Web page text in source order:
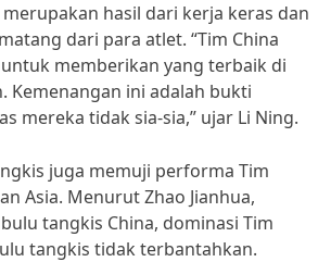
hasil dari kerja keras dan
dari para atlet. “Tim China
memberikan yang terbaik di
Kemenangan ini adalah bukti
mereka tidak sia-sia,” ujar Li Ning.
juga memuji performa Tim
Asia. Menurut Zhao Jianhua,
tangkis China, dominasi Tim
tangkis tidak terbantahkan.